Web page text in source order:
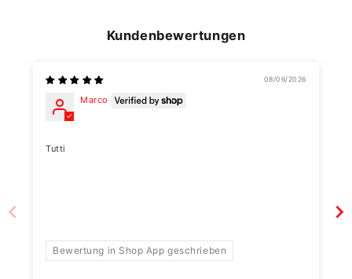
Kundenbewertungen
08/06/2026
Marco
Tutti
Bewertung in Shop App geschrieben